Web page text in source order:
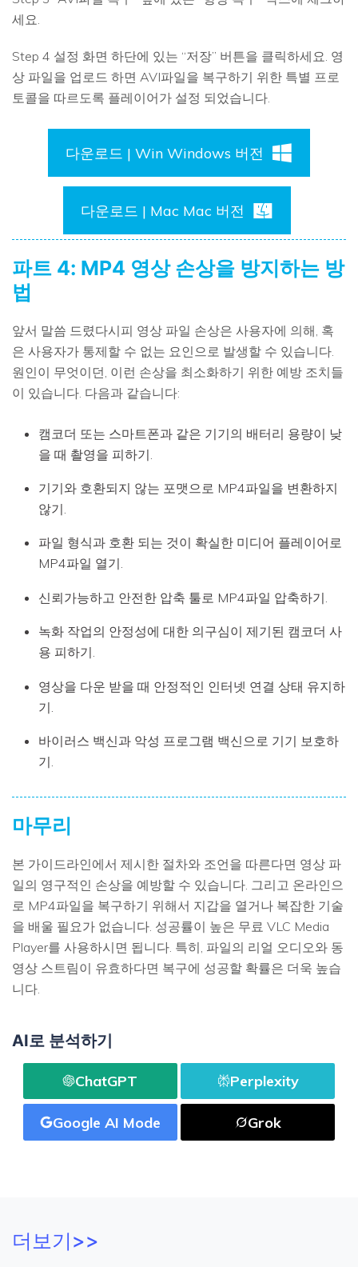
세요.
Step 4 설정 화면 하단에 있는 “저장” 버튼을 클릭하세요. 영
상 파일을 업로드 하면 AVI파일을 복구하기 위한 특별 프로
토콜을 따르도록 플레이어가 설정 되었습니다.
다운로드 | Win Windows 버전
다운로드 | Mac Mac 버전
파트 4: MP4 영상 손상을 방지하는 방
법
앞서 말씀 드렸다시피 영상 파일 손상은 사용자에 의해, 혹
은 사용자가 통제할 수 없는 요인으로 발생할 수 있습니다.
원인이 무엇이던, 이런 손상을 최소화하기 위한 예방 조치들
이 있습니다. 다음과 같습니다:
캠코더 또는 스마트폰과 같은 기기의 배터리 용량이 낮
을 때 촬영을 피하기.
기기와 호환되지 않는 포맷으로 MP4파일을 변환하지
않기.
파일 형식과 호환 되는 것이 확실한 미디어 플레이어로
MP4파일 열기.
신뢰가능하고 안전한 압축 툴로 MP4파일 압축하기.
녹화 작업의 안정성에 대한 의구심이 제기된 캠코더 사
용 피하기.
영상을 다운 받을 때 안정적인 인터넷 연결 상태 유지하
기.
바이러스 백신과 악성 프로그램 백신으로 기기 보호하
기.
마무리
본 가이드라인에서 제시한 절차와 조언을 따른다면 영상 파
일의 영구적인 손상을 예방할 수 있습니다. 그리고 온라인으
로 MP4파일을 복구하기 위해서 지갑을 열거나 복잡한 기술
을 배울 필요가 없습니다. 성공률이 높은 무료 VLC Media
Player를 사용하시면 됩니다. 특히, 파일의 리얼 오디오와 동
영상 스트림이 유효하다면 복구에 성공할 확률은 더욱 높습
니다.
AI로 분석하기
ChatGPT Perplexity
Google AI Mode Grok
더보기>>